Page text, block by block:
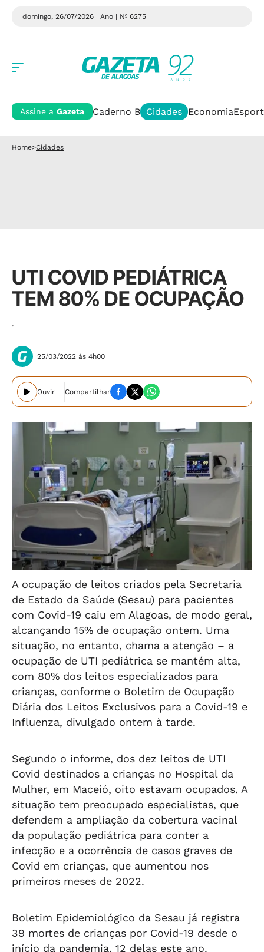
domingo, 26/07/2026 | Ano | Nº 6275
Assine a Gazeta Caderno B Cidades Economia
Home>Cidades
UTI COVID PEDIÁTRICA
TEM 80% DE OCUPAÇÃO
.
| 25/03/2022 às 4h00
Ouvir Compartilhar
A ocupação de leitos criados pela Secretaria
de Estado da Saúde (Sesau) para pacientes
com Covid-19 caiu em Alagoas, de modo geral,
alcançando 15% de ocupação ontem. Uma
situação, no entanto, chama a atenção – a
ocupação de UTI pediátrica se mantém alta,
com 80% dos leitos especializados para
crianças, conforme o Boletim de Ocupação
Diária dos Leitos Exclusivos para a Covid-19 e
Influenza, divulgado ontem à tarde.
Segundo o informe, dos dez leitos de UTI
Covid destinados a crianças no Hospital da
Mulher, em Maceió, oito estavam ocupados. A
situação tem preocupado especialistas, que
defendem a ampliação da cobertura vacinal
da população pediátrica para conter a
infecção e a ocorrência de casos graves de
Covid em crianças, que aumentou nos
primeiros meses de 2022.
Boletim Epidemiológico da Sesau já registra
39 mortes de crianças por Covid-19 desde o
início da pandemia, 12 delas este ano.